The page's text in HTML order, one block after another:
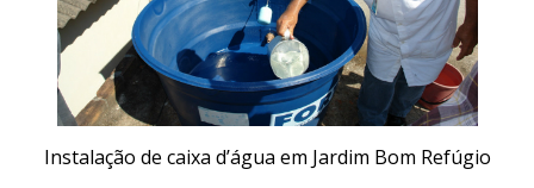
Instalação de caixa d’água em Jardim Bom Refúgio